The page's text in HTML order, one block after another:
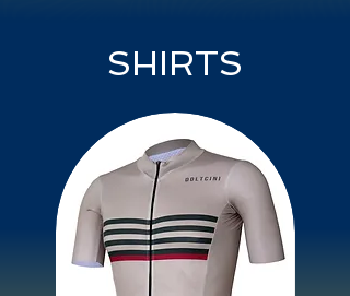
SHIRTS